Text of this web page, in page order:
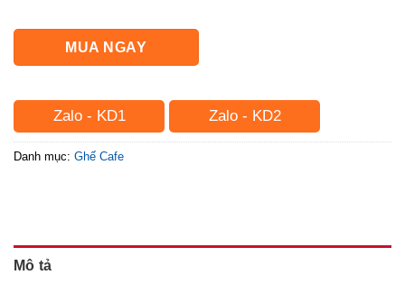
MUA NGAY
Zalo - KD1 Zalo - KD2
Danh mục: Ghế Cafe
Mô tả